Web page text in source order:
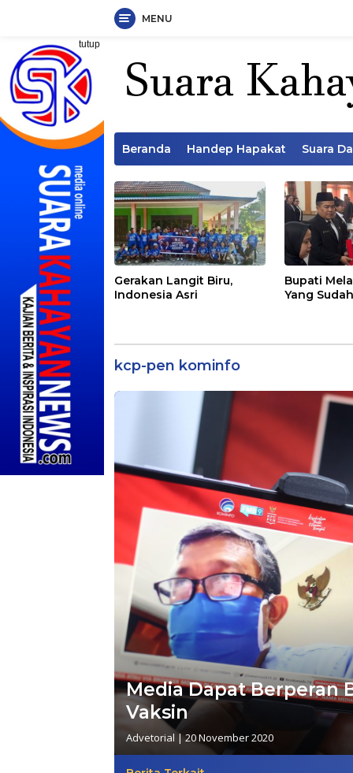
Langsung
konten
MENU
tutup
Beranda Handep Hapakat Suara
Gerakan Langit Biru,
Indonesia Asri
Bupati
Yang
kcp-pen kominfo
Media Dapat Berperan
Vaksin
Advetorial |20 November 2020